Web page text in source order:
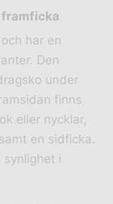
har en
Den
under
finns
eller nycklar,
en sidficka.
synlighet i